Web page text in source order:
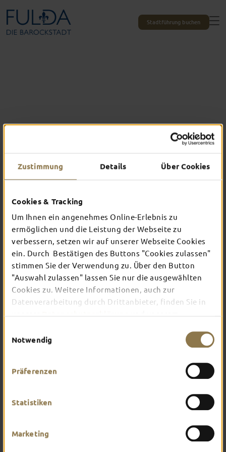
Zustimmung Details Über Cookies
Cookies & Tracking
Um Ihnen ein angenehmes Online-Erlebnis zu
ermöglichen und die Leistung der Webseite zu
verbessern, setzen wir auf unserer Webseite Cookies
ein. Durch Bestätigen des Buttons "Cookies zulassen"
stimmen Sie der Verwendung zu. Über den Button
"Auswahl zulassen" lassen Sie nur die ausgewählten
Cookies zu. Weitere Informationen, auch zur
Datenverarbeitung durch Drittanbieter, finden Sie in
Notwendig
Präferenzen
Statistiken
Marketing
Stadtführung buchen
TOP-EVENTS
In Fulda ist irgendwo immer etwas los: Ob
Konzert, Musical, Erlebnis-Stadtführung oder
Theater – entdecke hier aktuelle Veranstaltungen
und Highlights in und um Fulda.